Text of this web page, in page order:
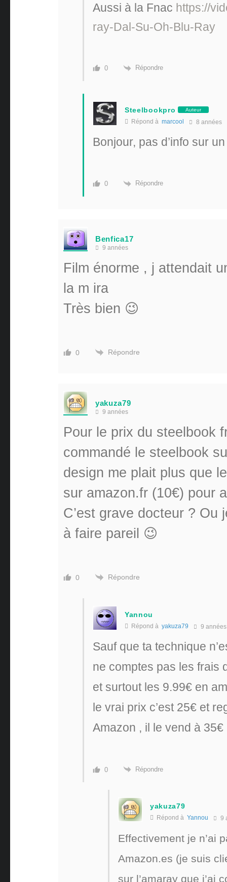
Aussi à la Fnac https://
ray-Dal-Su-Oh-Blu-Ray
0 Répondre
Steelbookpro Auteur
Répond à marcool 8 années
Bonjour, pas d’info sur
0 Répondre
Benfica17
9 années
Film énorme , j attendait
la m ira
Très bien 😉
0 Répondre
yakuza79
9 années
Pour le prix du steelbook
commandé le steelbook
design me plait plus que
sur amazon.fr (10€) pour
C’est grave docteur ?
à faire pareil 😉
0 Répondre
Yannou
Répond à yakuza79 9 années
Sauf que ta technique
ne comptes pas les frais
et surtout les 9.99€ en
le vrai prix c’est 25€ et
Amazon , il le vend à 35€
0 Répondre
yakuza79
Répond à Yannou 9
Effectivement je n’ai
Amazon.es (je suis
sur l’amaray que j’ai